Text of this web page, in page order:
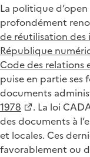
La politique
profondément
de réutilisation
République
Code des relations
puise en partie ses
documents
1978
. La loi
des documents à
et locales. Ces
favorablement ou